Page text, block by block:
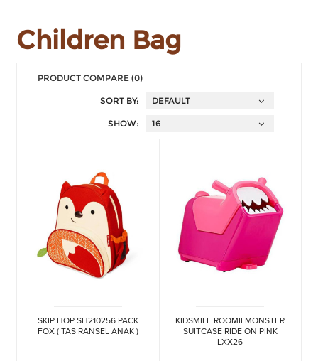
Children Bag
PRODUCT COMPARE (0)
SORT BY:
SHOW:
SKIP HOP SH210256 PACK
FOX ( TAS RANSEL ANAK )
KIDSMILE ROOMII MONSTER
SUITCASE RIDE ON PINK
LXX26